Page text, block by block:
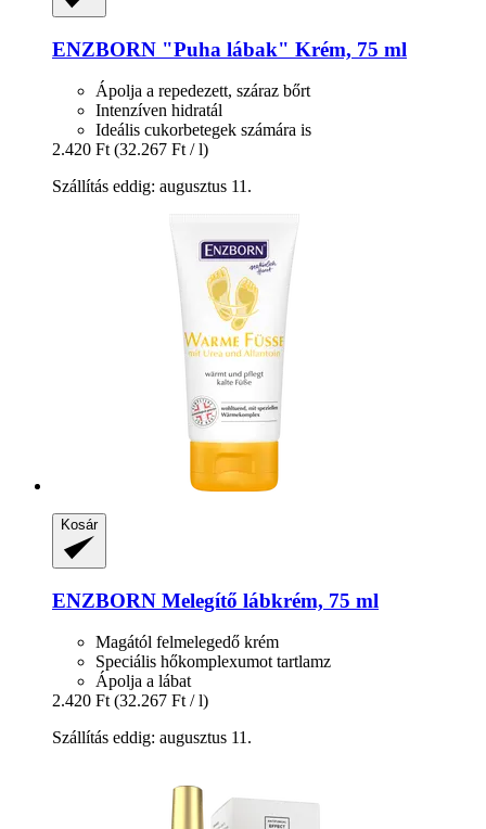
ENZBORN "Puha lábak" Krém, 75 ml
Ápolja a repedezett, száraz bőrt
Intenzíven hidratál
Ideális cukorbetegek számára is
2.420 Ft (32.267 Ft / l)
Szállítás eddig: augusztus 11.
Kosár
ENZBORN Melegítő lábkrém, 75 ml
Magától felmelegedő krém
Speciális hőkomplexumot tartlamz
Ápolja a lábat
2.420 Ft (32.267 Ft / l)
Szállítás eddig: augusztus 11.